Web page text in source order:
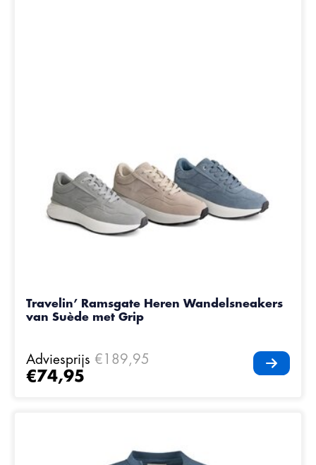
Travelin’ Ramsgate Heren Wandelsneakers
van Suède met Grip
Adviesprijs €189,95
€74,95